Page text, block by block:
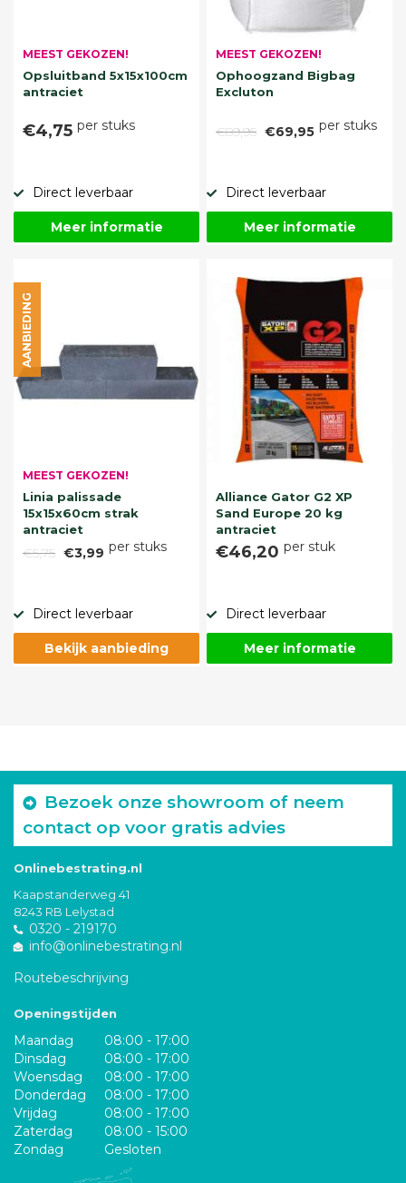
MEEST GEKOZEN!
Opsluitband 5x15x100cm
antraciet
€4,75 per stuks
Direct leverbaar
Meer informatie
MEEST GEKOZEN!
Ophoogzand Bigbag
Excluton
€89,95 €69,95 per stuks
Direct leverbaar
Meer informatie
MEEST GEKOZEN!
Linia palissade
15x15x60cm strak
antraciet
€5,75 €3,99 per stuks
AANBIEDING
Direct leverbaar
Bekijk aanbieding
Alliance Gator G2 XP
Sand Europe 20 kg
antraciet
€46,20 per stuk
Direct leverbaar
Meer informatie
Bezoek onze showroom of neem
contact op voor gratis advies
Onlinebestrating.nl
Kaapstanderweg 41
8243 RB Lelystad
0320 - 219170
info@onlinebestrating.nl
Routebeschrijving
Openingstijden
Maandag
08:00 - 17:00
Dinsdag
08:00 - 17:00
Woensdag
08:00 - 17:00
Donderdag
08:00 - 17:00
Vrijdag
08:00 - 17:00
Zaterdag
08:00 - 15:00
Zondag
Gesloten